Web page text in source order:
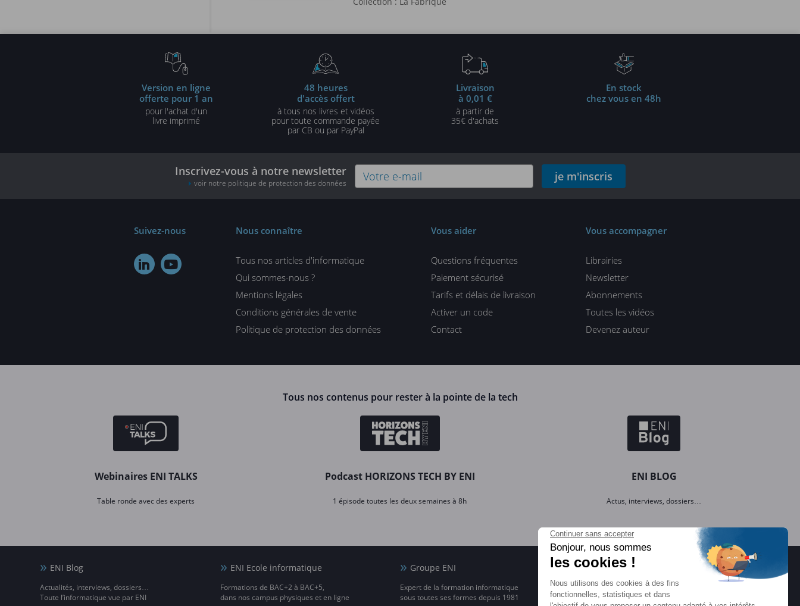
Version en ligne
offerte pour 1 an
pour l'achat d'un
livre imprimé
48 heures
d'accès offert
à tous nos livres et vidéos
pour toute commande payée
par CB ou par PayPal
Livraison
à 0,01 €
à partir de
35€ d'achats
En stock
chez vous en 48h
Inscrivez-vous à notre newsletter
voir notre politique de protection des données je m'inscris
Suivez-nous
 
Nous connaître
Tous nos articles d'informatique
Qui sommes-nous ?
Mentions légales
Conditions générales de vente
Politique de protection des données
Vous aider
Questions fréquentes
Paiement sécurisé
Tarifs et délais de livraison
Activer un code
Contact
Vous accompagner
Librairies
Newsletter
Abonnements
Toutes les vidéos
Devenez auteur
Tous nos contenus pour rester à la pointe de la tech
Webinaires ENI TALKS
Table ronde avec des experts
Podcast HORIZONS TECH BY ENI
1 épisode toutes les deux semaines à 8h
ENI BLOG
Actus, interviews, dossiers…
ENI Blog
Actualités, interviews, dossiers…
Toute l’informatique vue par ENI
ENI Ecole informatique
Formations de BAC+2 à BAC+5,
dans nos campus physiques et en ligne
Groupe ENI
Expert de la formation informatique
sous toutes ses formes depuis 1981